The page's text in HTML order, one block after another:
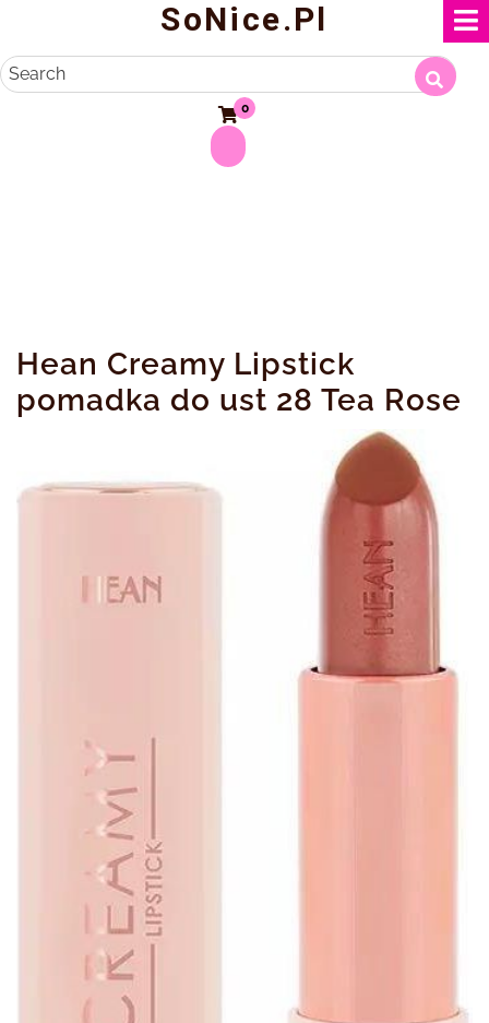
content
SoNice.pl
Search
0
Hean Creamy Lipstick
pomadka do ust 28 Tea Rose